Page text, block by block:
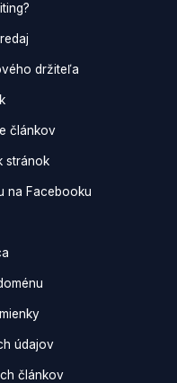
držiteľa
článkov
stránok
na Facebooku
údajov
článkov